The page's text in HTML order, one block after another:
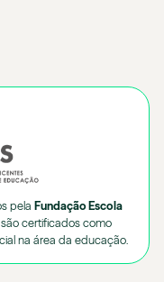
pela Fundação Escola
, são certificados como
na área da educação.